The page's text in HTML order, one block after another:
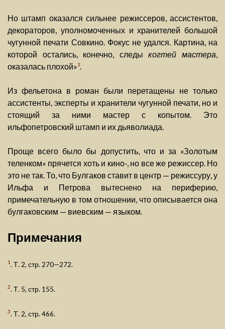
Но штамп оказался сильнее режиссеров, ассистентов,
декораторов, уполномоченных и хранителей большой
чугунной печати Совкино. Фокус не удался. Картина, на
которой остались, конечно, следыкогтей мастера,
оказалась плохой»3.
Из фельетона в роман были перетащены не только
ассистенты, эксперты и хранители чугунной печати, но и
стоящий за ними мастер с копытом. Это
ильфопетровский штамп и их дьяволиада.
Проще всего было бы допустить, что и за «Золотым
теленком» прячется хоть и кино-, но все же режиссер. Но
это не так. То, что Булгаков ставит в центр — режиссуру, у
Ильфа и Петрова вытеснено на периферию,
примечательную в том отношении, что описывается она
булгаковским — виевским — языком.
Примечания
1. Т. 2, стр. 270—272.
2. Т. 5, стр. 155.
3. Т. 2, стр. 466.